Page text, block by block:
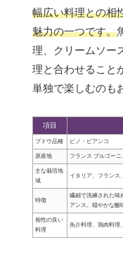
幅広い料理との相
魅力の一つです。
理、クリームソー
理と合わせること
単独で楽しむのも
項目
ブドウ品種 ピノ・ビアンコ
原産地 フランス ブルゴーニ
主な栽培地
域
イタリア、フランス
特徴
繊細で洗練された味
アンス。穏やかな酸
相性の良い
料理
魚介料理、鶏肉料理